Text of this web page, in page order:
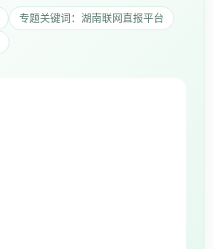
专题关键词：湖南联网直报平台